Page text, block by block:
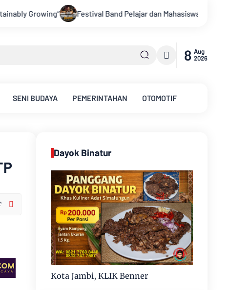
dan Mahasiswa OJK Provinsi Jambi 2026, Unjuk Kreativitas di
8 Aug
2026
SENI BUDAYA PEMERINTAHAN OTOMOTIF
Dayok Binatur
Kota Jambi, KLIK Benner